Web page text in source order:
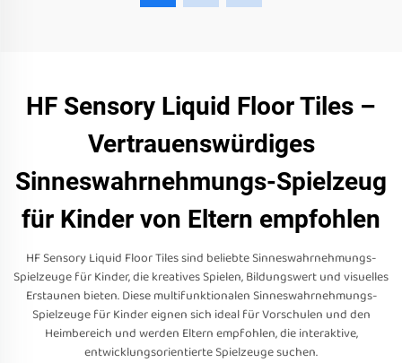
HF Sensory Liquid Floor Tiles –
Vertrauenswürdiges
Sinneswahrnehmungs-Spielzeug
für Kinder von Eltern empfohlen
HF Sensory Liquid Floor Tiles sind beliebte Sinneswahrnehmungs-
Spielzeuge für Kinder, die kreatives Spielen, Bildungswert und visuelles
Erstaunen bieten. Diese multifunktionalen Sinneswahrnehmungs-
Spielzeuge für Kinder eignen sich ideal für Vorschulen und den
Heimbereich und werden Eltern empfohlen, die interaktive,
entwicklungsorientierte Spielzeuge suchen.